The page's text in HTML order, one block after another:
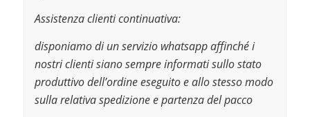
Assistenza clienti continuativa:
disponiamo di un servizio whatsapp affinché i
nostri clienti siano sempre informati sullo stato
produttivo dell’ordine eseguito e allo stesso modo
sulla relativa spedizione e partenza del pacco